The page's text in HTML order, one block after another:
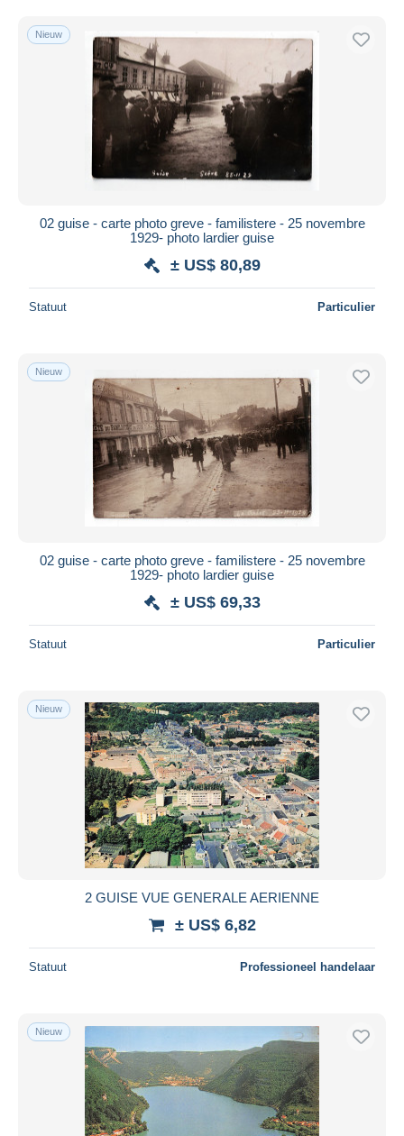
Nieuw
02 guise - carte photo greve - familistere - 25 novembre
1929- photo lardier guise
± US$ 80,89
Statuut Particulier
Nieuw
02 guise - carte photo greve - familistere - 25 novembre
1929- photo lardier guise
± US$ 69,33
Statuut Particulier
Nieuw
2 GUISE VUE GENERALE AERIENNE
± US$ 6,82
Statuut Professioneel handelaar
Nieuw